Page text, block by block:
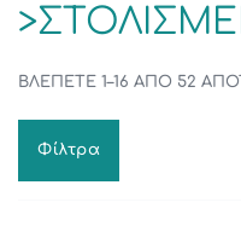
ΒΛΈΠΕΤΕ 1–16 ΑΠΌ 52
Φίλτρα